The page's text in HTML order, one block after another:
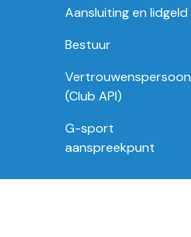
Aansluiting en lidgeld
Bestuur
Vertrouwenspersoon
(Club API)
G-sport
aanspreekpunt